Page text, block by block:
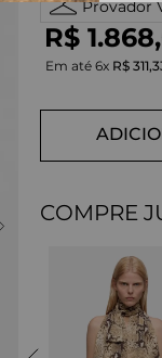
Provador
R$ 1.868,
Em até 6x R$ 311,
COMPRE